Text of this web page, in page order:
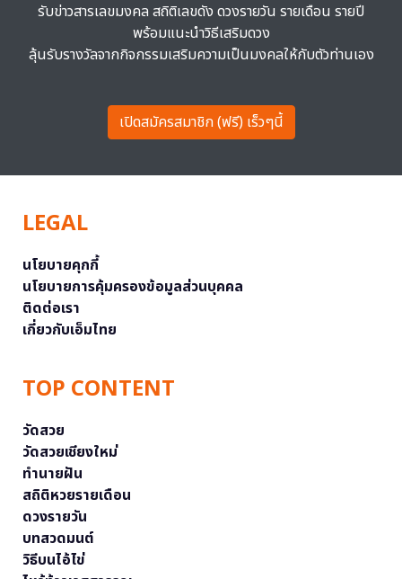
รับข่าวสารเลขมงคล สถิติเลขดัง ดวงรายวัน รายเดือน รายปี
พร้อมแนะนำวิธีเสริมดวง
ลุ้นรับรางวัลจากกิจกรรมเสริมความเป็นมงคลให้กับตัวท่านเอง
เปิดสมัครสมาชิก (ฟรี) เร็วๆนี้
LEGAL
นโยบายคุกกี้
นโยบายการคุ้มครองข้อมูลส่วนบุคคล
ติดต่อเรา
เกี่ยวกับเอ็มไทย
TOP CONTENT
วัดสวย
วัดสวยเชียงใหม่
ทำนายฝัน
สถิติหวยรายเดือน
ดวงรายวัน
บทสวดมนต์
วิธีบนไอ้ไข่